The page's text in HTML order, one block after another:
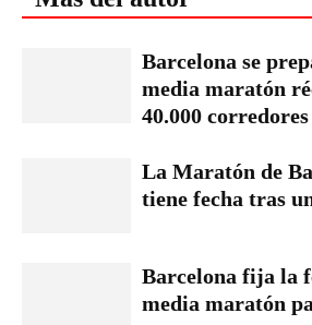
Barcelona se
media maratón
40.000 corredores
La Maratón de
tiene fecha tras
Barcelona fija la
media maratón